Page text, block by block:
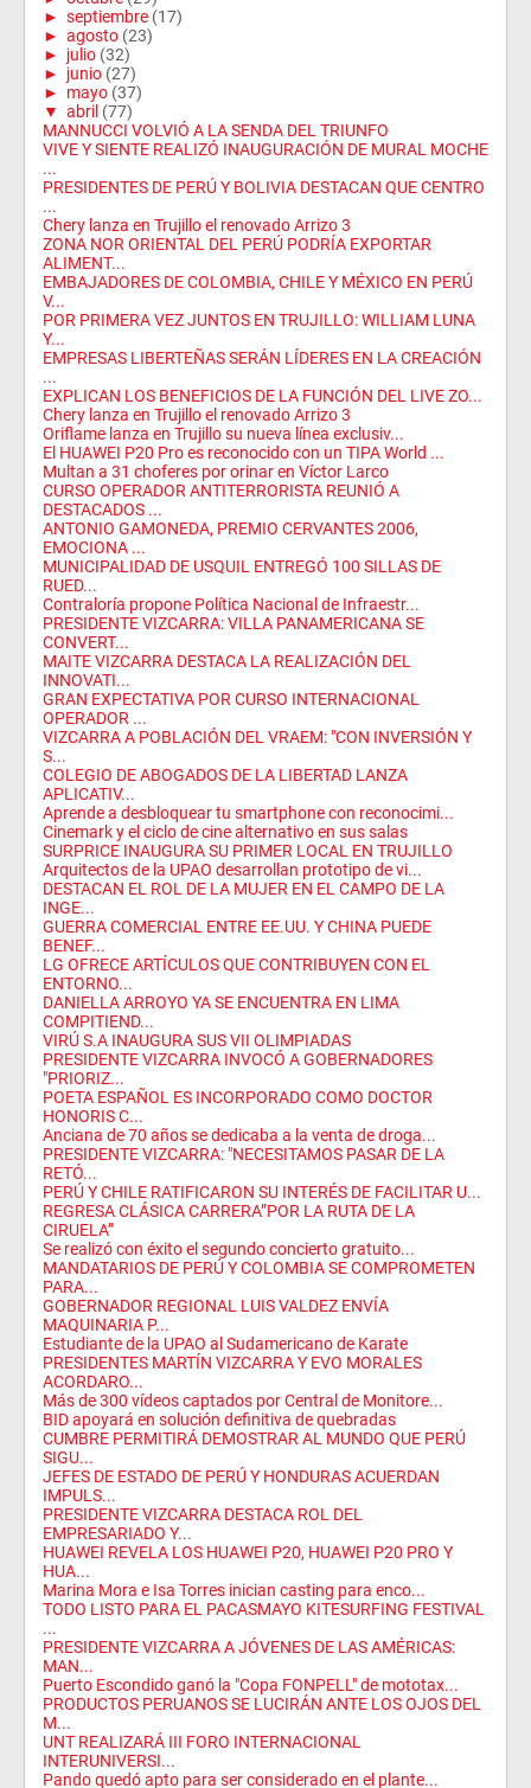
► septiembre (17)
► agosto (23)
► julio (32)
► junio (27)
► mayo (37)
▼ abril (77)
MANNUCCI VOLVIÓ A LA SENDA DEL TRIUNFO
VIVE Y SIENTE REALIZÓ INAUGURACIÓN DE MURAL MOCHE
...
PRESIDENTES DE PERÚ Y BOLIVIA DESTACAN QUE CENTRO
...
Chery lanza en Trujillo el renovado Arrizo 3
ZONA NOR ORIENTAL DEL PERÚ PODRÍA EXPORTAR
ALIMENT...
EMBAJADORES DE COLOMBIA, CHILE Y MÉXICO EN PERÚ
V...
POR PRIMERA VEZ JUNTOS EN TRUJILLO: WILLIAM LUNA
Y...
EMPRESAS LIBERTEÑAS SERÁN LÍDERES EN LA CREACIÓN
...
EXPLICAN LOS BENEFICIOS DE LA FUNCIÓN DEL LIVE ZO...
Chery lanza en Trujillo el renovado Arrizo 3
Oriflame lanza en Trujillo su nueva línea exclusiv...
El HUAWEI P20 Pro es reconocido con un TIPA World ...
Multan a 31 choferes por orinar en Víctor Larco
CURSO OPERADOR ANTITERRORISTA REUNIÓ A
DESTACADOS ...
ANTONIO GAMONEDA, PREMIO CERVANTES 2006,
EMOCIONA ...
MUNICIPALIDAD DE USQUIL ENTREGÓ 100 SILLAS DE
RUED...
Contraloría propone Política Nacional de Infraestr...
PRESIDENTE VIZCARRA: VILLA PANAMERICANA SE
CONVERT...
MAITE VIZCARRA DESTACA LA REALIZACIÓN DEL
INNOVATI...
GRAN EXPECTATIVA POR CURSO INTERNACIONAL
OPERADOR ...
VIZCARRA A POBLACIÓN DEL VRAEM: "CON INVERSIÓN Y
S...
COLEGIO DE ABOGADOS DE LA LIBERTAD LANZA
APLICATIV...
Aprende a desbloquear tu smartphone con reconocimi...
Cinemark y el ciclo de cine alternativo en sus salas
SURPRICE INAUGURA SU PRIMER LOCAL EN TRUJILLO
Arquitectos de la UPAO desarrollan prototipo de vi...
DESTACAN EL ROL DE LA MUJER EN EL CAMPO DE LA
INGE...
GUERRA COMERCIAL ENTRE EE.UU. Y CHINA PUEDE
BENEF...
LG OFRECE ARTÍCULOS QUE CONTRIBUYEN CON EL
ENTORNO...
DANIELLA ARROYO YA SE ENCUENTRA EN LIMA
COMPITIEND...
VIRÚ S.A INAUGURA SUS VII OLIMPIADAS
PRESIDENTE VIZCARRA INVOCÓ A GOBERNADORES
"PRIORIZ...
POETA ESPAÑOL ES INCORPORADO COMO DOCTOR
HONORIS C...
Anciana de 70 años se dedicaba a la venta de droga...
PRESIDENTE VIZCARRA: "NECESITAMOS PASAR DE LA
RETÓ...
PERÚ Y CHILE RATIFICARON SU INTERÉS DE FACILITAR U...
REGRESA CLÁSICA CARRERA”POR LA RUTA DE LA
CIRUELA”
Se realizó con éxito el segundo concierto gratuito...
MANDATARIOS DE PERÚ Y COLOMBIA SE COMPROMETEN
PARA...
GOBERNADOR REGIONAL LUIS VALDEZ ENVÍA
MAQUINARIA P...
Estudiante de la UPAO al Sudamericano de Karate
PRESIDENTES MARTÍN VIZCARRA Y EVO MORALES
ACORDARO...
Más de 300 vídeos captados por Central de Monitore...
BID apoyará en solución definitiva de quebradas
CUMBRE PERMITIRÁ DEMOSTRAR AL MUNDO QUE PERÚ
SIGU...
JEFES DE ESTADO DE PERÚ Y HONDURAS ACUERDAN
IMPULS...
PRESIDENTE VIZCARRA DESTACA ROL DEL
EMPRESARIADO Y...
HUAWEI REVELA LOS HUAWEI P20, HUAWEI P20 PRO Y
HUA...
Marina Mora e Isa Torres inician casting para enco...
TODO LISTO PARA EL PACASMAYO KITESURFING FESTIVAL
...
PRESIDENTE VIZCARRA A JÓVENES DE LAS AMÉRICAS:
MAN...
Puerto Escondido ganó la "Copa FONPELL" de mototax...
PRODUCTOS PERUANOS SE LUCIRÁN ANTE LOS OJOS DEL
M...
UNT REALIZARÁ III FORO INTERNACIONAL
INTERUNIVERSI...
Pando quedó apto para ser considerado en el plante...